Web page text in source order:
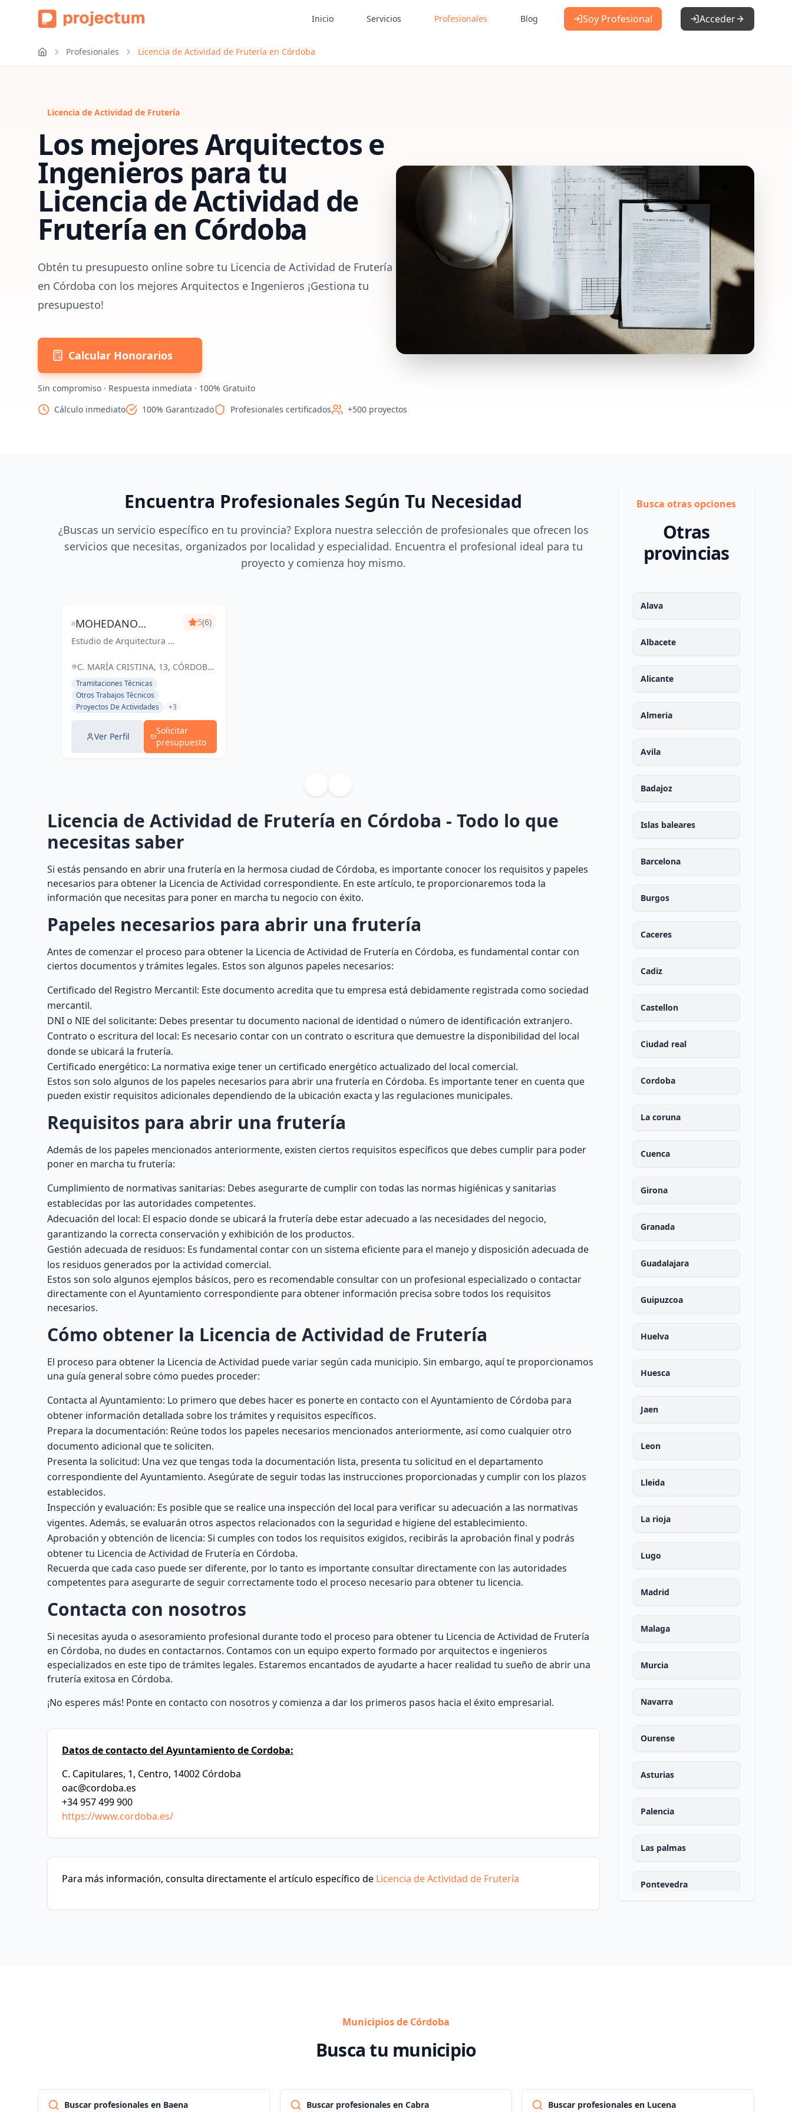
Inicio Servicios Profesionales Blog Soy Profesional Acceder
Profesionales Licencia de Actividad de Frutería en Córdoba
Licencia de Actividad de Frutería
Los mejores Arquitectos e
Ingenieros para tu
Licencia de Actividad de
Frutería en Córdoba
Obtén tu presupuesto online sobre tu Licencia de Actividad de Frutería
en Córdoba con los mejores Arquitectos e Ingenieros ¡Gestiona tu
presupuesto!
Calcular Honorarios
Sin compromiso · Respuesta inmediata · 100% Gratuito
Cálculo inmediato
100% Garantizado Profesionales certificados +500 proyectos
Encuentra Profesionales Según Tu Necesidad
¿Buscas un servicio específico en tu provincia? Explora nuestra selección de profesionales que ofrecen los
servicios que necesitas, organizados por localidad y especialidad. Encuentra el profesional ideal para tu
proyecto y comienza hoy mismo.
MOHEDANO
ESTUDIO DE
ARQUITECTURA
S.L.P.
Estudio de Arquitectura en
5(6)
C. MARÍA CRISTINA, 13, CÓRDOBA,
ESPAÑA, España
Tramitaciones Técnicas
Otros Trabajos Técnicos
Proyectos De Actividades
+3
Ver Perfil
Solicitar
presupuesto
Licencia de Actividad de Frutería en Córdoba - Todo lo que
necesitas saber
Si estás pensando en abrir una frutería en la hermosa ciudad de Córdoba, es importante conocer los requisitos y papeles
necesarios para obtener la Licencia de Actividad correspondiente. En este artículo, te proporcionaremos toda la
información que necesitas para poner en marcha tu negocio con éxito.
Papeles necesarios para abrir una frutería
Antes de comenzar el proceso para obtener la Licencia de Actividad de Frutería en Córdoba, es fundamental contar con
ciertos documentos y trámites legales. Estos son algunos papeles necesarios:
Certificado del Registro Mercantil: Este documento acredita que tu empresa está debidamente registrada como sociedad
mercantil.
DNI o NIE del solicitante: Debes presentar tu documento nacional de identidad o número de identificación extranjero.
Contrato o escritura del local: Es necesario contar con un contrato o escritura que demuestre la disponibilidad del local
donde se ubicará la frutería.
Certificado energético: La normativa exige tener un certificado energético actualizado del local comercial.
Estos son solo algunos de los papeles necesarios para abrir una frutería en Córdoba. Es importante tener en cuenta que
pueden existir requisitos adicionales dependiendo de la ubicación exacta y las regulaciones municipales.
Requisitos para abrir una frutería
Además de los papeles mencionados anteriormente, existen ciertos requisitos específicos que debes cumplir para poder
poner en marcha tu frutería:
Cumplimiento de normativas sanitarias: Debes asegurarte de cumplir con todas las normas higiénicas y sanitarias
establecidas por las autoridades competentes.
Adecuación del local: El espacio donde se ubicará la frutería debe estar adecuado a las necesidades del negocio,
garantizando la correcta conservación y exhibición de los productos.
Gestión adecuada de residuos: Es fundamental contar con un sistema eficiente para el manejo y disposición adecuada de
los residuos generados por la actividad comercial.
Estos son solo algunos ejemplos básicos, pero es recomendable consultar con un profesional especializado o contactar
directamente con el Ayuntamiento correspondiente para obtener información precisa sobre todos los requisitos
necesarios.
Cómo obtener la Licencia de Actividad de Frutería
El proceso para obtener la Licencia de Actividad puede variar según cada municipio. Sin embargo, aquí te proporcionamos
una guía general sobre cómo puedes proceder:
Contacta al Ayuntamiento: Lo primero que debes hacer es ponerte en contacto con el Ayuntamiento de Córdoba para
obtener información detallada sobre los trámites y requisitos específicos.
Prepara la documentación: Reúne todos los papeles necesarios mencionados anteriormente, así como cualquier otro
documento adicional que te soliciten.
Presenta la solicitud: Una vez que tengas toda la documentación lista, presenta tu solicitud en el departamento
correspondiente del Ayuntamiento. Asegúrate de seguir todas las instrucciones proporcionadas y cumplir con los plazos
establecidos.
Inspección y evaluación: Es posible que se realice una inspección del local para verificar su adecuación a las normativas
vigentes. Además, se evaluarán otros aspectos relacionados con la seguridad e higiene del establecimiento.
Aprobación y obtención de licencia: Si cumples con todos los requisitos exigidos, recibirás la aprobación final y podrás
obtener tu Licencia de Actividad de Frutería en Córdoba.
Recuerda que cada caso puede ser diferente, por lo tanto es importante consultar directamente con las autoridades
competentes para asegurarte de seguir correctamente todo el proceso necesario para obtener tu licencia.
Contacta con nosotros
Si necesitas ayuda o asesoramiento profesional durante todo el proceso para obtener tu Licencia de Actividad de Frutería
en Córdoba, no dudes en contactarnos. Contamos con un equipo experto formado por arquitectos e ingenieros
especializados en este tipo de trámites legales. Estaremos encantados de ayudarte a hacer realidad tu sueño de abrir una
frutería exitosa en Córdoba.
¡No esperes más! Ponte en contacto con nosotros y comienza a dar los primeros pasos hacia el éxito empresarial.
Datos de contacto del Ayuntamiento de Cordoba:
C. Capitulares, 1, Centro, 14002 Córdoba
oac@cordoba.es
+34 957 499 900
https://www.cordoba.es/
Para más información, consulta directamente el artículo específico de Licencia de Actividad de Frutería
Busca otras opciones
Otras
provincias
Alava
Albacete
Alicante
Almeria
Avila
Badajoz
Islas baleares
Barcelona
Burgos
Caceres
Cadiz
Castellon
Ciudad real
Cordoba
La coruna
Cuenca
Girona
Granada
Guadalajara
Guipuzcoa
Huelva
Huesca
Jaen
Leon
Lleida
La rioja
Lugo
Madrid
Malaga
Murcia
Navarra
Ourense
Asturias
Palencia
Las palmas
Pontevedra
Soria
Municipios de Córdoba
Busca tu municipio
Buscar profesionales en Baena Buscar profesionales en Cabra Buscar profesionales en Lucena